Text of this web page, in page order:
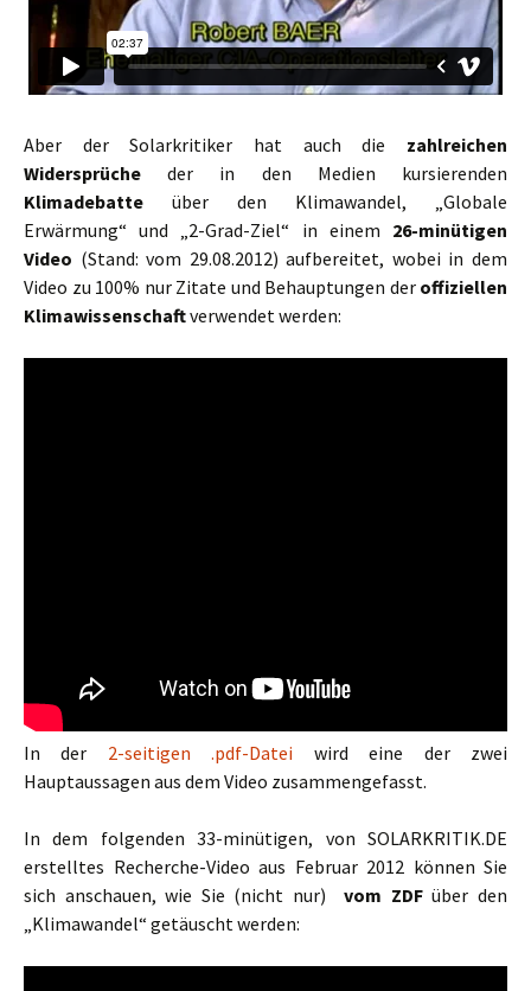
Aber der Solarkritiker hat auch die zahlreichen
Widersprüche der in den Medien kursierenden
Klimadebatte über den Klimawandel, „Globale
Erwärmung“ und „2-Grad-Ziel“ in einem 26-minütigen
Video (Stand: vom 29.08.2012) aufbereitet, wobei in dem
Video zu 100% nur Zitate und Behauptungen der offiziellen
Klimawissenschaftverwendet werden:
In der 2-seitigen .pdf-Datei wird eine der zwei
Hauptaussagen aus dem Video zusammengefasst.
In dem folgenden 33-minütigen, von SOLARKRITIK.DE
erstelltes Recherche-Video aus Februar 2012 können Sie
sich anschauen, wie Sie (nicht nur)vom ZDFüber den
„Klimawandel“ getäuscht werden: